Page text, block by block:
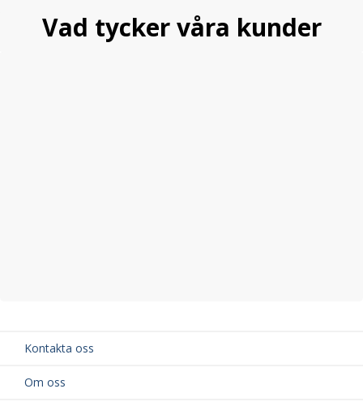
Vad tycker våra kunder
Kontakta oss
Om oss